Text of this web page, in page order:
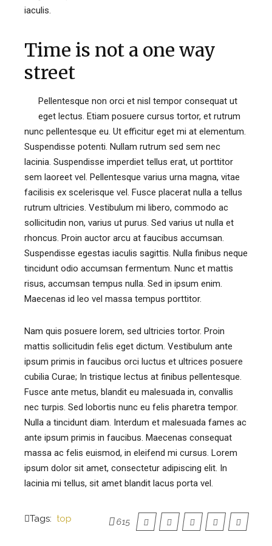
iaculis.
Time is not a one way
street
Pellentesque non orci et nisl tempor consequat ut
eget lectus. Etiam posuere cursus tortor, et rutrum
nunc pellentesque eu. Ut efficitur eget mi at elementum.
Suspendisse potenti. Nullam rutrum sed sem nec
lacinia. Suspendisse imperdiet tellus erat, ut porttitor
sem laoreet vel. Pellentesque varius urna magna, vitae
facilisis ex scelerisque vel. Fusce placerat nulla a tellus
rutrum ultricies. Vestibulum mi libero, commodo ac
sollicitudin non, varius ut purus. Sed varius ut nulla et
rhoncus. Proin auctor arcu at faucibus accumsan.
Suspendisse egestas iaculis sagittis. Nulla finibus neque
tincidunt odio accumsan fermentum. Nunc et mattis
risus, accumsan tempus nulla. Sed in ipsum enim.
Maecenas id leo vel massa tempus porttitor.
Nam quis posuere lorem, sed ultricies tortor. Proin
mattis sollicitudin felis eget dictum. Vestibulum ante
ipsum primis in faucibus orci luctus et ultrices posuere
cubilia Curae; In tristique lectus at finibus pellentesque.
Fusce ante metus, blandit eu malesuada in, convallis
nec turpis. Sed lobortis nunc eu felis pharetra tempor.
Nulla a tincidunt diam. Interdum et malesuada fames ac
ante ipsum primis in faucibus. Maecenas consequat
massa ac felis euismod, in eleifend mi cursus. Lorem
ipsum dolor sit amet, consectetur adipiscing elit. In
lacinia mi tellus, sit amet blandit lacus porta vel.
Tags: top 615